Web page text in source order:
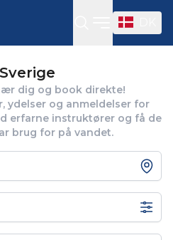
Open
dig og book direkte!
ydelser og anmeldelser for
erfarne instruktører og få de
brug for på vandet.